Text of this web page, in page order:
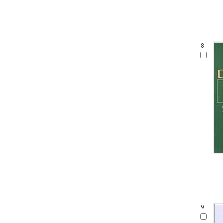
8.
9.